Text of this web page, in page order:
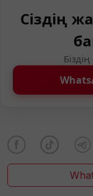
Сіздің